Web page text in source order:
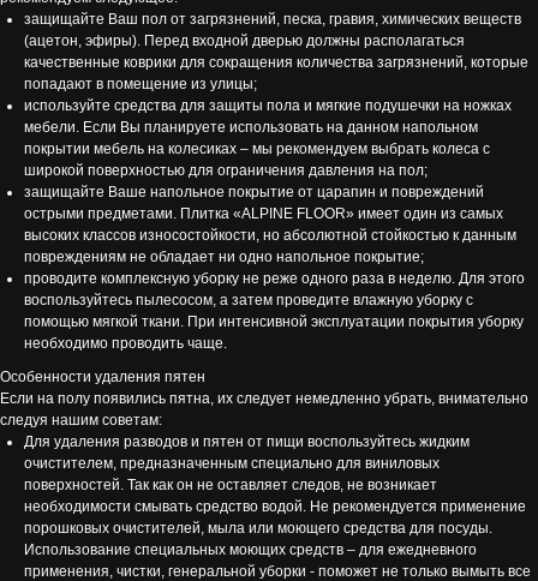
защищайте Ваш пол от загрязнений, песка, гравия, химических веществ
(ацетон, эфиры). Перед входной дверью должны располагаться
качественные коврики для сокращения количества загрязнений, которые
попадают в помещение из улицы;
используйте средства для защиты пола и мягкие подушечки на ножках
мебели. Если Вы планируете использовать на данном напольном
покрытии мебель на колесиках – мы рекомендуем выбрать колеса с
широкой поверхностью для ограничения давления на пол;
защищайте Ваше напольное покрытие от царапин и повреждений
острыми предметами. Плитка «ALPINE FLOOR» имеет один из самых
высоких классов износостойкости, но абсолютной стойкостью к данным
повреждениям не обладает ни одно напольное покрытие;
проводите комплексную уборку не реже одного раза в неделю. Для этого
воспользуйтесь пылесосом, а затем проведите влажную уборку с
помощью мягкой ткани. При интенсивной эксплуатации покрытия уборку
необходимо проводить чаще.
Особенности удаления пятен
Если на полу появились пятна, их следует немедленно убрать, внимательно
следуя нашим советам:
Для удаления разводов и пятен от пищи воспользуйтесь жидким
очистителем, предназначенным специально для виниловых
поверхностей. Так как он не оставляет следов, не возникает
необходимости смывать средство водой. Не рекомендуется применение
порошковых очистителей, мыла или моющего средства для посуды.
Использование специальных моющих средств – для ежедневного
применения, чистки, генеральной уборки - поможет не только вымыть все